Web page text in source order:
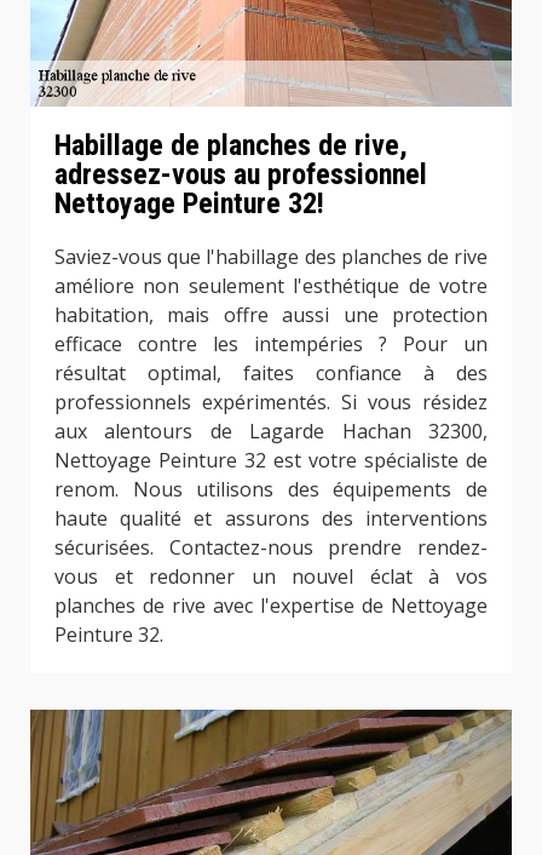
Habillage de planches de rive,
adressez-vous au professionnel
Nettoyage Peinture 32!
Saviez-vous que l'habillage des planches de rive
améliore non seulement l'esthétique de votre
habitation, mais offre aussi une protection
efficace contre les intempéries ? Pour un
résultat optimal, faites confiance à des
professionnels expérimentés. Si vous résidez
aux alentours de Lagarde Hachan 32300,
Nettoyage Peinture 32 est votre spécialiste de
renom. Nous utilisons des équipements de
haute qualité et assurons des interventions
sécurisées. Contactez-nous prendre rendez-
vous et redonner un nouvel éclat à vos
planches de rive avec l'expertise de Nettoyage
Peinture 32.